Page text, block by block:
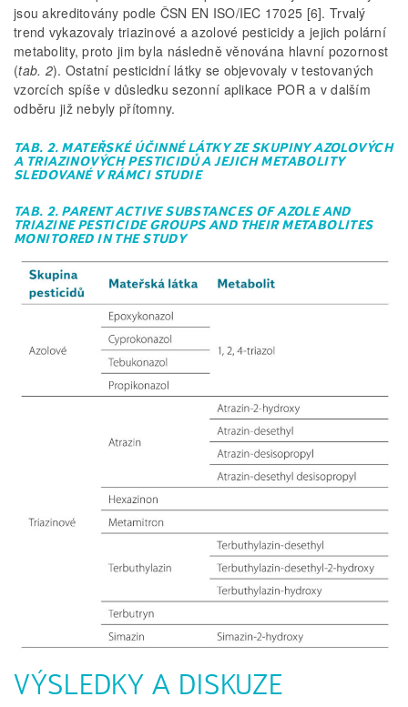
jsou akreditovány podle ČSN EN ISO/IEC 17025 [6]. Trvalý
trend vykazovaly triazinové a azolové pesticidy a jejich polární
metabolity, proto jim byla následně věnována hlavní pozornost
(tab. 2). Ostatní pesticidní látky se objevovaly v testovaných
vzorcích spíše v důsledku sezonní aplikace POR a v dalším
odběru již nebyly přítomny.
TAB. 2. MATEŘSKÉ ÚČINNÉ LÁTKY ZE SKUPINY AZOLOVÝCH
A TRIAZINOVÝCH PESTICIDŮ A JEJICH METABOLITY
SLEDOVANÉ V RÁMCI STUDIE
TAB. 2. PARENT ACTIVE SUBSTANCES OF AZOLE AND
TRIAZINE PESTICIDE GROUPS AND THEIR METABOLITES
MONITORED IN THE STUDY
VÝSLEDKY A DISKUZE